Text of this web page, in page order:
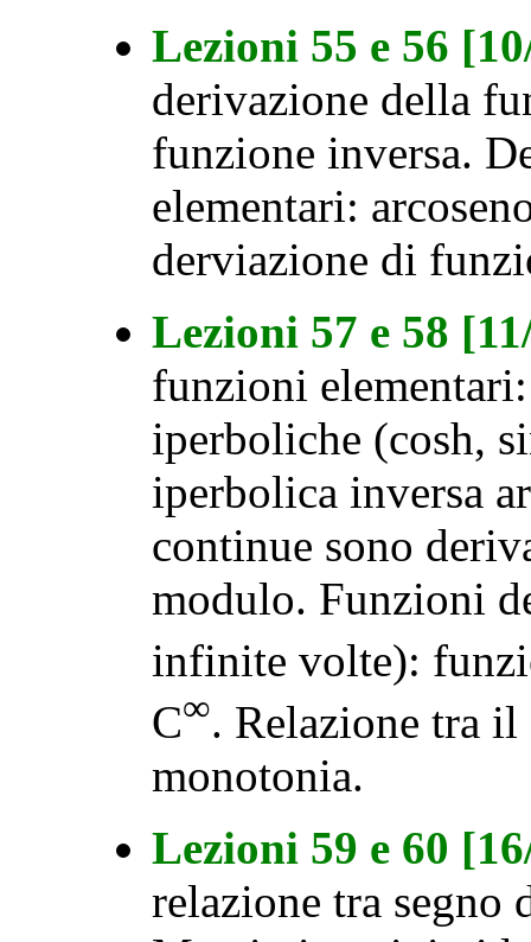
Lezioni 55 e 56
derivazione della
funzione inversa.
elementari:
derviazione di
Lezioni 57 e 58
funzioni
iperboliche (cosh,
iperbolica inversa
continue sono
modulo. Funzioni
infinite volte):
C∞. Relazione tra il
monotonia.
Lezioni 59 e 60
relazione tra segno